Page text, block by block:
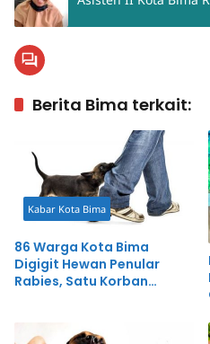
Berita Bima terkait:
Kabar Kota Bima
86 Warga Kota Bima
Digigit Hewan Penular
Rabies, Satu Korban